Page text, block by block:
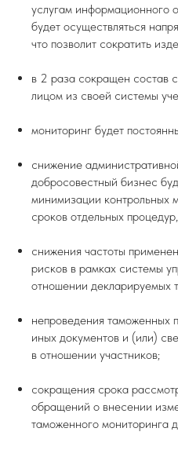
услугам информационного
будет осуществляться
что позволит сократить
в 2 раза сокращен состав
лицом из своей системы
мониторинг будет
снижение
добросовестный бизнес
минимизации контрольных
сроков отдельных
снижения частоты
рисков в рамках системы
отношении декларируемых
непроведения таможенных
иных документов и (или)
в отношении участников;
сокращения срока
обращений о внесении
таможенного мониторинга